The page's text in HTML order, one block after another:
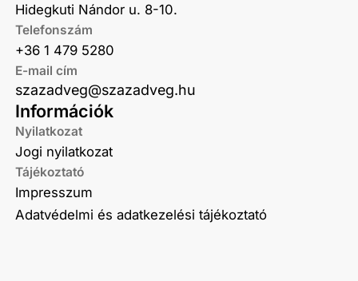
Információk
Nyilatkozat
Jogi nyilatkozat
Tájékoztató
Impresszum
Adatvédelmi és adatkezelési tájékoztató
Hidegkuti Nándor u. 8-10.
Telefonszám
+36 1 479 5280
E-mail cím
szazadveg@szazadveg.hu